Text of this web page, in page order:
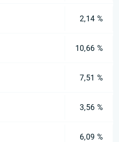
2,14 %
10,66 %
7,51 %
3,56 %
6,09 %